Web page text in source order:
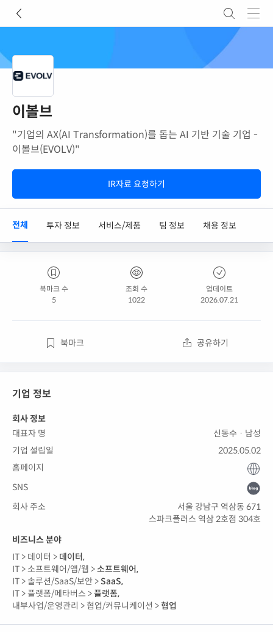
이볼브
"기업의 AX(AI Transformation)를 돕는 AI 기반 기술 기업 -
이볼브(EVOLV)"
IR자료 요청하기
전체 투자 정보 서비스/제품 팀 정보 채용 정보
북마크 수
5
조회 수
1022
업데이트
2026.07.21
북마크 공유하기
기업 정보
회사 정보
대표자 명
신동수 · 남성
기업 설립일
2025.05.02
홈페이지
SNS
회사 주소
서울 강남구 역삼동 671
스파크플러스 역삼 2호점 304호
비즈니스 분야
IT > 데이터 > 데이터,
IT > 소프트웨어/앱/웹 >소프트웨어,
IT >솔루션/SaaS/보안 >SaaS,
IT >플랫폼/메타버스 >플랫폼,
내부사업/운영관리 >협업/커뮤니케이션 >협업